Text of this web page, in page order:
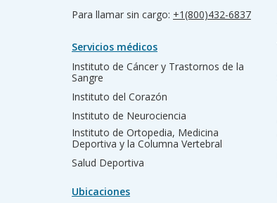
Para llamar sin cargo: +1(800)432-6837
Servicios médicos
Instituto de Cáncer y Trastornos de la
Sangre
Instituto del Corazón
Instituto de Neurociencia
Instituto de Ortopedia, Medicina
Deportiva y la Columna Vertebral
Salud Deportiva
Ubicaciones